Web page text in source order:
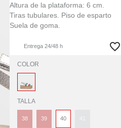
Altura de la plataforma: 6 cm.
Tiras tubulares. Piso de esparto
Suela de goma.
Entrega 24/48 h
COLOR
TALLA
38 39 40